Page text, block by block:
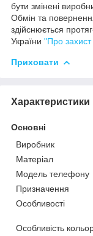
бути змінені
Обмін та
здійснюється
України "Про захист
Приховати
Характеристики
Основні
Виробник
Матеріал
Модель телефону
Призначення
Особливості
Особливість